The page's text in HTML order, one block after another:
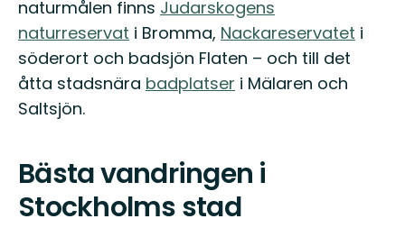
naturmålen finns Judarskogens
naturreservat i Bromma, Nackareservatet i
söderort och badsjön Flaten – och till det
åtta stadsnära badplatser i Mälaren och
Saltsjön.
Bästa vandringen i
Stockholms stad